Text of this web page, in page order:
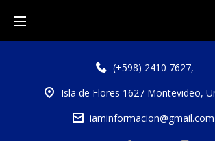
(+598) 2410 7627,
Isla de Flores 1627 Montevideo,
iaminformacion@gmail.com